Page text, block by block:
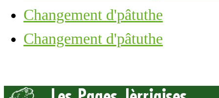
Changement d'pâtuthe
Changement d'pâtuthe